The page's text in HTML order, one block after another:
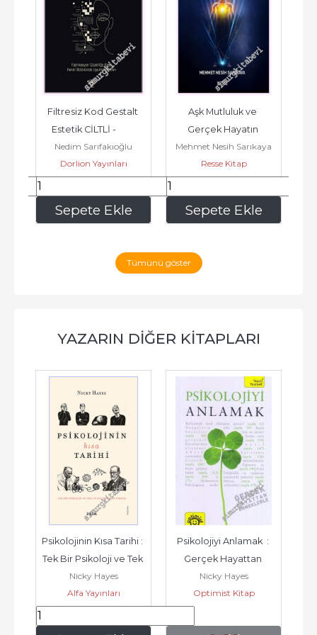
Sepete Ekle
Filtresiz Kod Gestalt
Estetik CİLTLİ -
2026
Nedim Sarıfakıoğlu
Dorlion Yayınları
780,00 Sepete Ekle
Aşk Mutluluk ve
Gerçek Hayatın
Psikoterapisi -
2026
Mehmet Nesih Sarıkaya
Resse Kitap
225,00
Tümünü göster
YAZARIN DIĞER KITAPLARI
Psikolojinin Kısa Tarihi :
Tek Bir Psikoloji ve Tek
Bir Psikolog Yoktur -
Nicky Hayes
Alfa Yayınları
Psikolojiyi Anlamak  :
Gerçek Hayattan
Örneklerle -
Nicky Hayes
Optimist Kitap